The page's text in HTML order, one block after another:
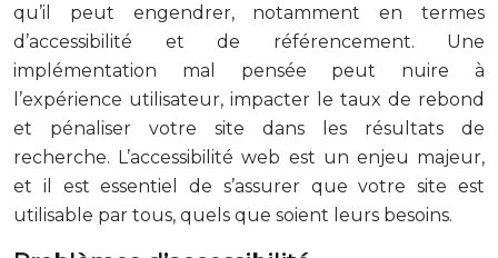
qu’il peut engendrer, notamment en termes
d’accessibilité et de référencement. Une
implémentation mal pensée peut nuire à
l’expérience utilisateur, impacter le taux de rebond
et pénaliser votre site dans les résultats de
recherche. L’accessibilité web est un enjeu majeur,
et il est essentiel de s’assurer que votre site est
utilisable par tous, quels que soient leurs besoins.